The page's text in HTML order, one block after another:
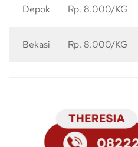
Depok Rp. 8.000/KG
Bekasi Rp. 8.000/KG